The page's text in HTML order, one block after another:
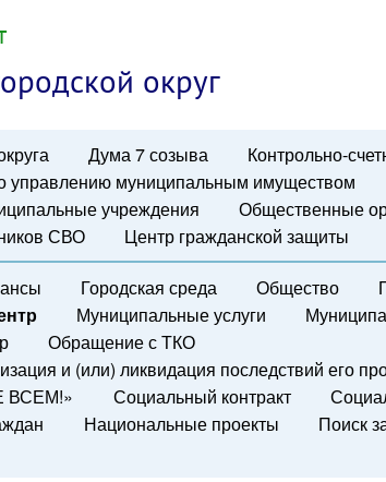
округ
Дума 7 созыва
Контрольно-
управлению муниципальным имуществом
учреждения Общественные
СВО Центр гражданской защиты
Городская среда Общество
Муниципальные услуги
Обращение с ТКО
и (или) ликвидация последствий его
ВСЕМ!»
Социальный контракт
Национальные проекты Поиск